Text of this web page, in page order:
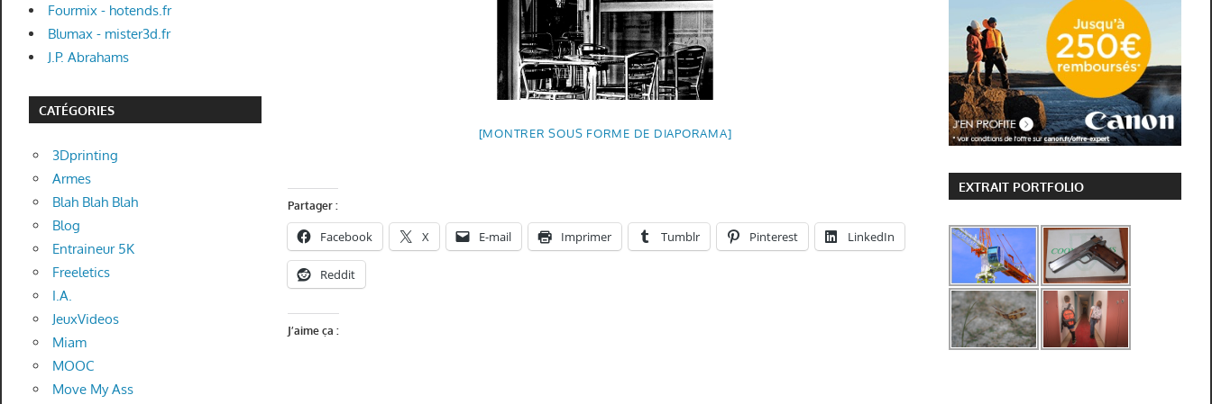
[MONTRER SOUS FORME DE DIAPORAMA]
Partager :
Facebook X E-mail Imprimer Tumblr Pinterest LinkedIn
Reddit
J’aime ça :
Fourmix - hotends.fr
Blumax - mister3d.fr
J.P. Abrahams
CATÉGORIES
3Dprinting
Armes
Blah Blah Blah
Blog
Entraineur 5K
Freeletics
I.A.
JeuxVideos
Miam
MOOC
Move My Ass
EXTRAIT PORTFOLIO